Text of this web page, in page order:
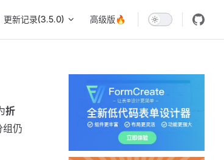
更新记录(3.5.0) 高级版🔥
折
组仍